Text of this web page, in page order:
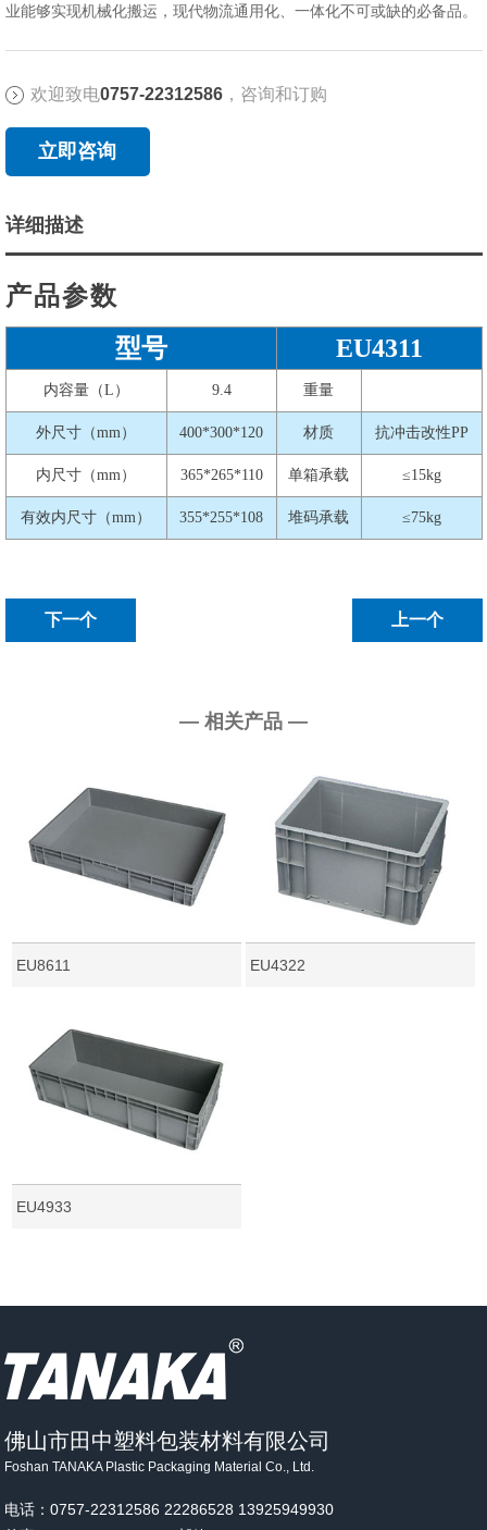
业能够实现机械化搬运，现代物流通用化、一体化不可或缺的必备品。
欢迎致电0757-22312586，咨询和订购
立即咨询
详细描述
产品参数
型号 EU4311
内容量（L） 9.4 重量
外尺寸（mm） 400*300*120 材质 抗冲击改性PP
内尺寸（mm） 365*265*110 单箱承载 ≤15kg
有效内尺寸（mm） 355*255*108 堆码承载 ≤75kg
下一个 上一个
— 相关产品 —
EU8611 EU4322
EU4933
佛山市田中塑料包装材料有限公司
Foshan TANAKA Plastic Packaging Material Co., Ltd.
电话：0757-22312586 22286528 13925949930